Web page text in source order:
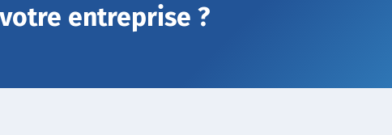
entreprise ?